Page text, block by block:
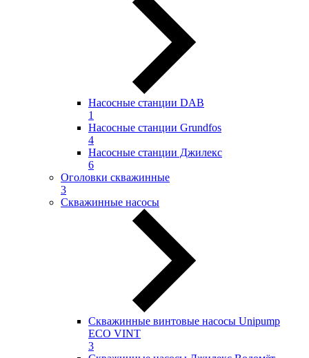
Насосные станции DAB
1
Насосные станции Grundfos
4
Насосные станции Джилекс
6
Оголовки скважинные
3
Скважинные насосы
Скважинные винтовые насосы Unipump
ECO VINT
3